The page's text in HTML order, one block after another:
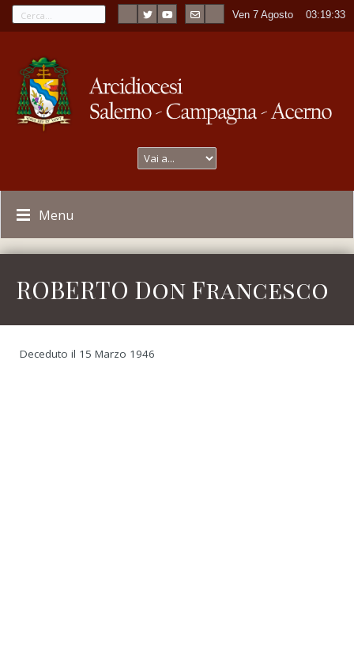
Ven 7 Agosto ----03:19:33
Menu
ROBERTO Don Francesco
Deceduto il 15 Marzo 1946